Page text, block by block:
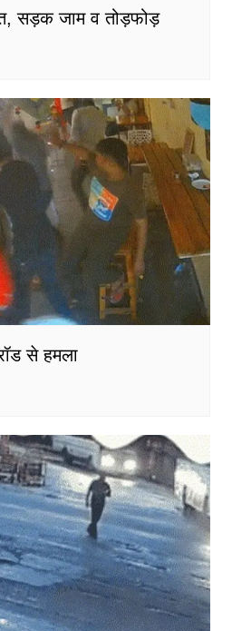
सड़क जाम व तोड़फोड़
से हमला